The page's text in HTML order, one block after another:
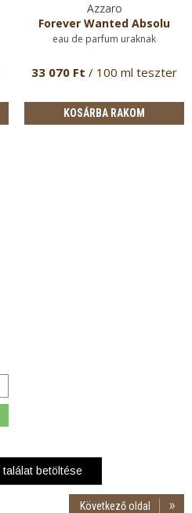
Azzaro
Forever Wanted Absolu
eau de parfum uraknak
33 070 Ft / 100 ml teszter
KOSÁRBA RAKOM
találat betöltése
Következő oldal